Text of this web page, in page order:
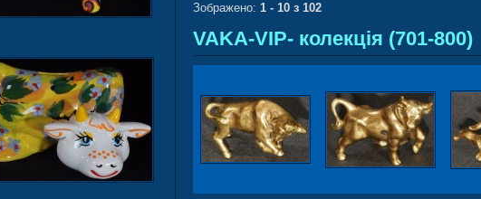
Зображено: 1 - 10 з 102
VAKA-VIP- колекція (701-800)